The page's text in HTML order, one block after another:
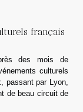
français
des mois de
culturels
passant par Lyon,
de beau circuit de